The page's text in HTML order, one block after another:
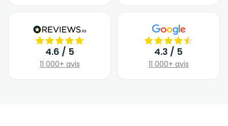
4.6 / 5
11 000+ avis
4.3 / 5
11 000+ avis